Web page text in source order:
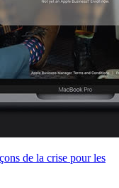
de la crise pour les